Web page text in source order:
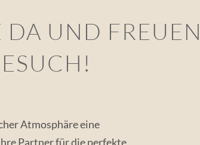
UND FREUEN
Atmosphäre eine
Partner für die perfekte